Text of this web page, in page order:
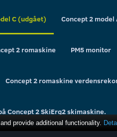
C (udgået) Concept 2 model
2 romaskine PM5 monitor
Concept 2 romaskine
Concept 2 SkiErg2 skimaskine.
provide additional functionality.